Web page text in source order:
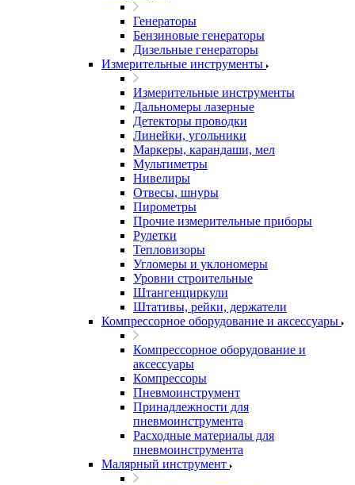
Генераторы
Бензиновые генераторы
Дизельные генераторы
Измерительные инструменты
Измерительные инструменты
Дальномеры лазерные
Детекторы проводки
Линейки, угольники
Маркеры, карандаши, мел
Мультиметры
Нивелиры
Отвесы, шнуры
Пирометры
Прочие измерительные приборы
Рулетки
Тепловизоры
Угломеры и уклономеры
Уровни строительные
Штангенциркули
Штативы, рейки, держатели
Компрессорное оборудование и аксессуары
Компрессорное оборудование и
аксессуары
Компрессоры
Пневмоинструмент
Принадлежности для
пневмоинструмента
Расходные материалы для
пневмоинструмента
Малярный инструмент